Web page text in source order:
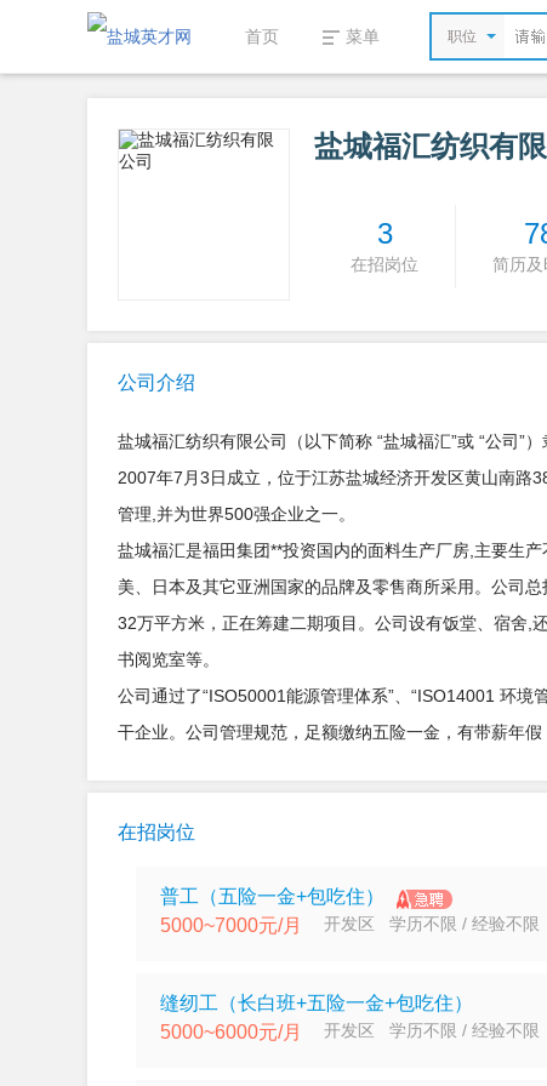
首页 菜单 职位
盐城福汇纺织有
3
在招岗位 简历及
公司介绍
盐城福汇纺织有限公司（以下简称 “盐城福汇”或 “公司”
2007年7月3日成立，位于江苏盐城经济开发区黄山南路
管理,并为世界500强企业之一。
盐城福汇是福田集团**投资国内的面料生产厂房,主要生
美、日本及其它亚洲国家的品牌及零售商所采用。公司
32万平方米，正在筹建二期项目。公司设有饭堂、宿舍,
书阅览室等。
公司通过了“ISO50001能源管理体系”、“ISO14001 环
干企业。公司管理规范，足额缴纳五险一金，有带薪年
在招岗位
普工（五险一金+包吃住）
5000~7000元/月 开发区 学历不限 / 经验不限
缝纫工（长白班+五险一金+包吃住）
5000~6000元/月 开发区 学历不限 / 经验不限